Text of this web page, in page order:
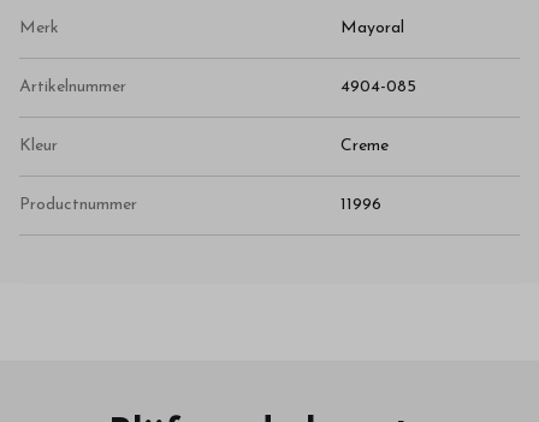
Merk Mayoral
Artikelnummer 4904-085
Kleur Creme
Productnummer 11996